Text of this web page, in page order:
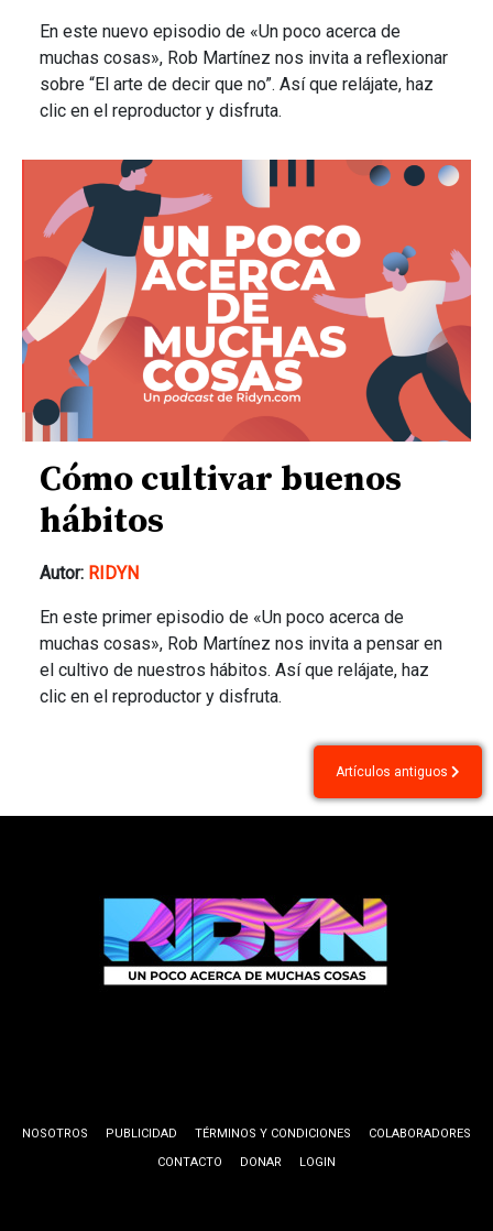
En este nuevo episodio de «Un poco acerca de
muchas cosas», Rob Martínez nos invita a reflexionar
sobre “El arte de decir que no”. Así que relájate, haz
clic en el reproductor y disfruta.
Cómo cultivar buenos
hábitos
Autor: RIDYN
En este primer episodio de «Un poco acerca de
muchas cosas», Rob Martínez nos invita a pensar en
el cultivo de nuestros hábitos. Así que relájate, haz
clic en el reproductor y disfruta.
de
Artículos antiguos
NOSOTROS PUBLICIDAD TÉRMINOS Y CONDICIONES
COLABORADORES
CONTACTO
DONAR LOGIN